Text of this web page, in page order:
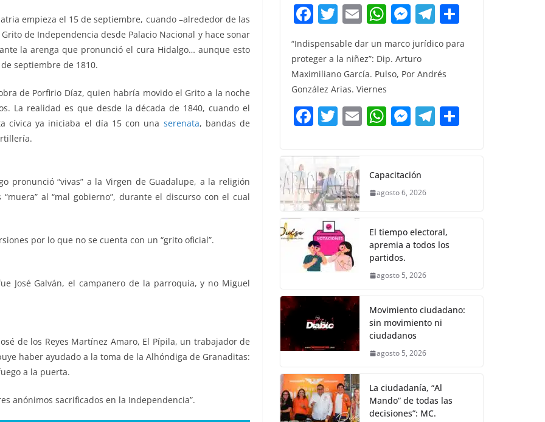
empieza el 15 de septiembre, cuando –alrededor de las
de Independencia desde Palacio Nacional y hace sonar
la arenga que pronunció el cura Hidalgo… aunque esto
septiembre de 1810.
de Porfirio Díaz, quien habría movido el Grito a la noche
La realidad es que desde la década de 1840, cuando el
cívica ya iniciaba el día 15 con una serenata, bandas de
pronunció “vivas” a la Virgen de Guadalupe, a la religión
al “mal gobierno”, durante el discurso con el cual
por lo que no se cuenta con un “grito oficial”.
José Galván, el campanero de la parroquia, y no Miguel
de los Reyes Martínez Amaro, El Pípila, un trabajador de
haber ayudado a la toma de la Alhóndiga de Granaditas:
a la puerta.
anónimos sacrificados en la Independencia”.
F
c
e
b
o
o
k
T
w
itt
er
E
ai
l
W
at
s
p
p
M
e
ss
e
g
er
T
e
gr
m
m
“Indispensable dar un marco jurídico para
proteger a la niñez”: Dip. Arturo
Maximiliano García. Pulso, Por Andrés
González Arias. Viernes
F
c
e
b
o
o
k
T
itt
er
E W
s
A
p
M
e
n
er
T
Capacitación
agosto 6, 2026
El tiempo electoral,
apremia a todos los
partidos.
agosto 5, 2026
Movimiento ciudadano:
sin movimiento ni
ciudadanos
agosto 5, 2026
La ciudadanía, “Al
Mando” de todas las
decisiones”: MC.